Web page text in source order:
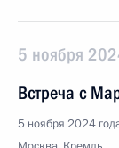
5 ноября
Встреча с
5 ноября 2024